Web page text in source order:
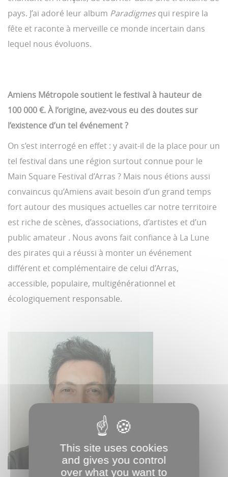
pays. J’ai adoré leur album Paradigmesqui respire la
fête et raconte à merveille ce monde incertain dans
lequel nous évoluons.
Amiens Métropole soutient le festival à hauteur de
100 000 €. À l’origine, avez-vous eu des doutes sur
l’existence d’un tel événement ?
On s’est interrogé en effet : y avait-il de la place pour un
tel festival dans une région surtout connue pour le
Main Square Festival d’Arras ? Mais nous étions aussi
convaincus qu’Amiens avait besoin d’un grand temps
fort autour des musiques actuelles car notre territoire
est riche de scènes, d’associations, d’artistes et d’un
public amateur . Nous avons fait confiance à La Lune
des pirates qui a réussi à monter un événement
différent et complémentaire de celui d’Arras,
accessible, populaire, multigénérationnel et
écologiquement responsable.
This site uses cookies
and gives you control
over what you want to